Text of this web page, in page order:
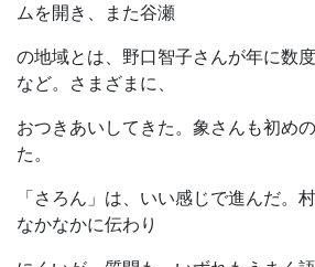
ムを開き、また谷瀬
の地域とは、野口智子さんが年に数
など。さまざまに、
おつきあいしてきた。象さんも初め
た。
「さろん」は、いい感じで進んだ。
なかなかに伝わり